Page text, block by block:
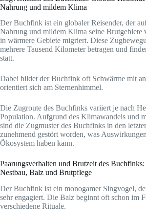
Nahrung und mildem Klima
Der Buchfink ist ein globaler Reisender, der
Nahrung und mildem Klima seine Brutgebiete
in wärmere Gebiete migriert. Diese
mehrere Tausend Kilometer betragen und
statt.
Dabei bildet der Buchfink oft Schwärme mit
orientiert sich am Sternenhimmel.
Die Zugroute des Buchfinks variiert je nach
Population. Aufgrund des Klimawandels und
sind die Zugmuster des Buchfinks in den
zunehmend gestört worden, was
Ökosystem haben kann.
Paarungsverhalten und Brutzeit des
Nestbau, Balz und Brutpflege
Der Buchfink ist ein monogamer Singvogel,
sehr engagiert. Die Balz beginnt oft schon im
verschiedene Rituale.